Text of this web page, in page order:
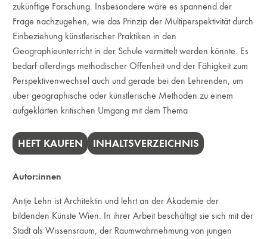
zukünftige Forschung. Insbesondere wäre es spannend der
Frage nachzugehen, wie das Prinzip der Multiperspektivität durch
Einbeziehung künstlerischer Praktiken in den
Geographieunterricht in der Schule vermittelt werden könnte. Es
bedarf allerdings methodischer Offenheit und der Fähigkeit zum
Perspektivenwechsel auch und gerade bei den Lehrenden, um
über geographische oder künstlerische Methoden zu einem
aufgeklärten kritischen Umgang mit dem Thema
HEFT KAUFEN INHALTSVERZEICHNIS
Autor:innen
Antje Lehn ist Architektin und lehrt an der Akademie der
bildenden Künste Wien. In ihrer Arbeit beschäftigt sie sich mit der
Stadt als Wissensraum, der Raumwahrnehmung von jungen